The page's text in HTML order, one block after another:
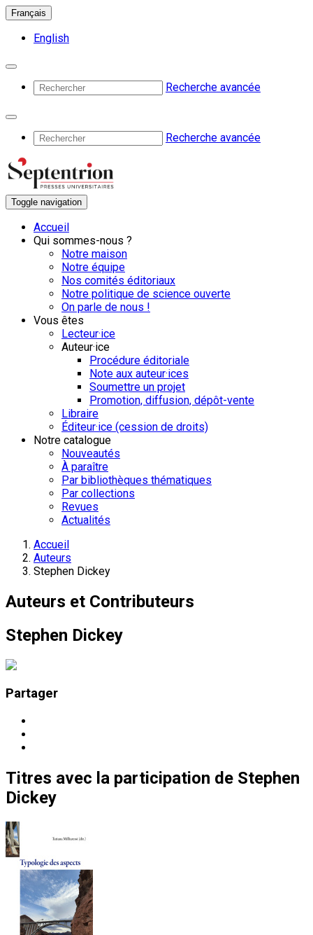
Français
English
Recherche avancée
Recherche avancée
Toggle navigation
Accueil
Qui sommes-nous ?
Notre maison
Notre équipe
Nos comités éditoriaux
Notre politique de science ouverte
On parle de nous !
Vous êtes
Lecteur·ice
Auteur·ice
Procédure éditoriale
Note aux auteur·ices
Soumettre un projet
Promotion, diffusion, dépôt-vente
Libraire
Éditeur·ice (cession de droits)
Notre catalogue
Nouveautés
À paraître
Par bibliothèques thématiques
Par collections
Revues
Actualités
Accueil
Auteurs
Stephen Dickey
Auteurs et Contributeurs
Stephen Dickey
Partager
Titres avec la participation de Stephen
Dickey